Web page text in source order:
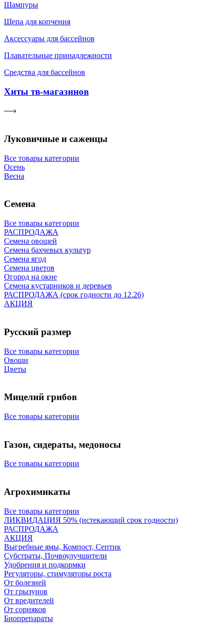
Шампуры
Щепа для копчения
Аксессуары для бассейнов
Плавательные принадлежности
Средства для бассейнов
Хиты тв-магазинов
Луковичные и саженцы
Все товары категории
Осень
Весна
Семена
Все товары категории
РАСПРОДАЖА
Семена овощей
Семена бахчевых культур
Семена ягод
Семена цветов
Огород на окне
Семена кустарников и деревьев
РАСПРОДАЖА (срок годности до 12.26)
АКЦИЯ
Русский размер
Все товары категории
Овощи
Цветы
Мицелий грибов
Все товары категории
Газон, сидераты, медоносы
Все товары категории
Агрохимикаты
Все товары категории
ЛИКВИДАЦИЯ 50% (истекающий срок годности)
РАСПРОДАЖА
АКЦИЯ
Выгребные ямы, Компост, Септик
Субстраты, Почвоулучшители
Удобрения и подкормки
Регуляторы, стимуляторы роста
От болезней
От грызунов
От вредителей
От сорняков
Биопрепараты